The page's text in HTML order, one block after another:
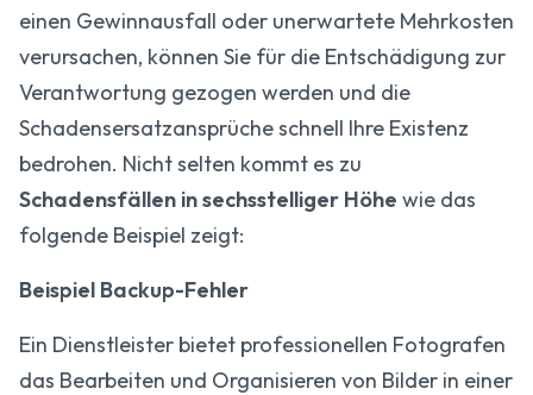
einen Gewinnausfall oder unerwartete Mehrkosten
verursachen, können Sie für die Entschädigung zur
Verantwortung gezogen werden und die
Schadensersatz­ansprüche schnell Ihre Existenz
bedrohen. Nicht selten kommt es zu
Schadensfällen in sechsstelliger Höhe wie das
folgende Beispiel zeigt:
Beispiel Backup-Fehler
Ein Dienstleister bietet professionellen Fotografen
das Bearbeiten und Organisieren von Bilder in einer